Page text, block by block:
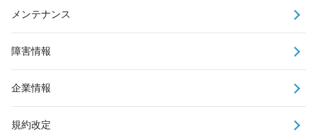
メンテナンス
障害情報
企業情報
規約改定